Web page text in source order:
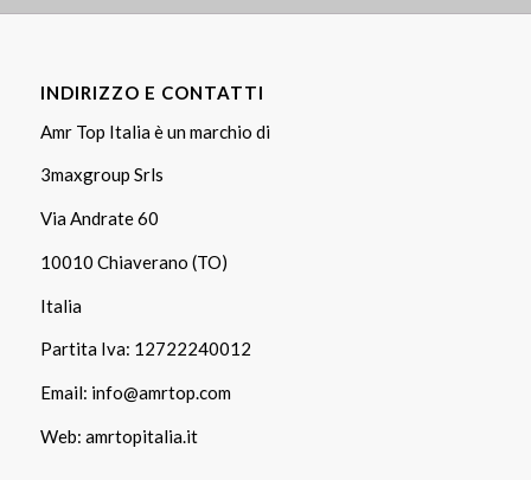
INDIRIZZO E CONTATTI
Amr Top Italia è un marchio di
3maxgroup Srls
Via Andrate 60
10010 Chiaverano (TO)
Italia
Partita Iva: 12722240012
Email: info@amrtop.com
Web: amrtopitalia.it